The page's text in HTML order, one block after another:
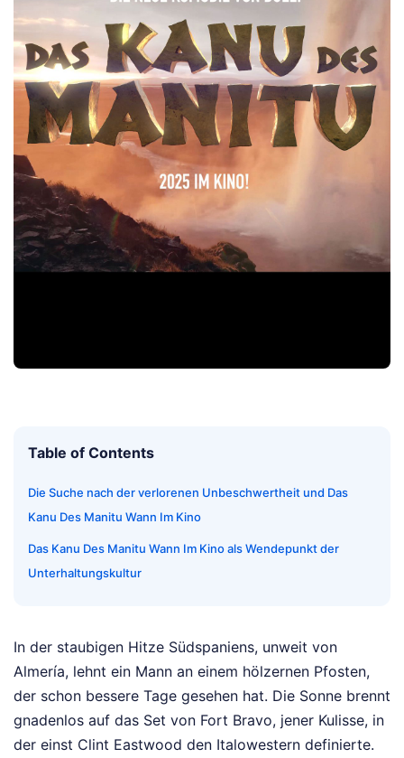
Table of Contents
Die Suche nach der verlorenen Unbeschwertheit und Das
Kanu Des Manitu Wann Im Kino
Das Kanu Des Manitu Wann Im Kino als Wendepunkt der
Unterhaltungskultur
In der staubigen Hitze Südspaniens, unweit von
Almería, lehnt ein Mann an einem hölzernen Pfosten,
der schon bessere Tage gesehen hat. Die Sonne brennt
gnadenlos auf das Set von Fort Bravo, jener Kulisse, in
der einst Clint Eastwood den Italowestern definierte.